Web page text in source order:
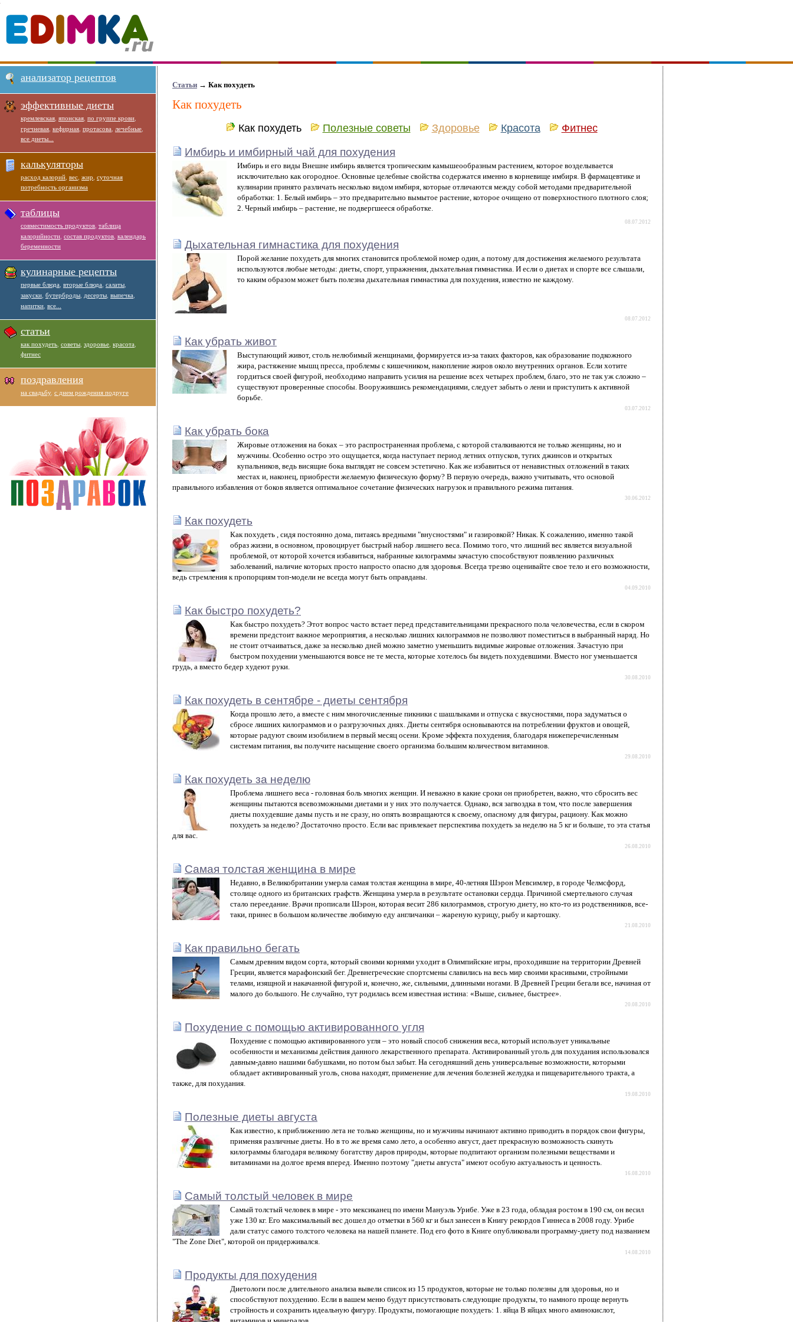
Статьи → Как похудеть
Как похудеть
Как похудеть Полезные советы Здоровье Красота Фитнес
Имбирь и имбирный чай для похудения
Имбирь и его виды Внешне имбирь является тропическим камышеообразным растением, которое возделывается
исключительно как огородное. Основные целебные свойства содержатся именно в корневище имбиря. В фармацевтике и
кулинарии принято различать несколько видом имбиря, которые отличаются между собой методами предварительной
обработки: 1. Белый имбирь – это предварительно вымытое растение, которое очищено от поверхностного плотного слоя;
2. Черный имбирь – растение, не подвергшееся обработке.
08.07.2012
Дыхательная гимнастика для похудения
Порой желание похудеть для многих становится проблемой номер один, а потому для достижения желаемого результата
используются любые методы: диеты, спорт, упражнения, дыхательная гимнастика. И если о диетах и спорте все слышали,
то каким образом может быть полезна дыхательная гимнастика для похудения, известно не каждому.
08.07.2012
Как убрать живот
Выступающий живот, столь нелюбимый женщинами, формируется из-за таких факторов, как образование подкожного
жира, растяжение мышц пресса, проблемы с кишечником, накопление жиров около внутренних органов. Если хотите
гордиться своей фигурой, необходимо направить усилия на решение всех четырех проблем, благо, это не так уж сложно –
существуют проверенные способы. Вооружившись рекомендациями, следует забыть о лени и приступить к активной
борьбе.
03.07.2012
Как убрать бока
Жировые отложения на боках – это распространенная проблема, с которой сталкиваются не только женщины, но и
мужчины. Особенно остро это ощущается, когда наступает период летних отпусков, тугих джинсов и открытых
купальников, ведь висящие бока выглядят не совсем эстетично. Как же избавиться от ненавистных отложений в таких
местах и, наконец, приобрести желаемую физическую форму? В первую очередь, важно учитывать, что основой
правильного избавления от боков является оптимальное сочетание физических нагрузок и правильного режима питания.
30.06.2012
Как похудеть
Как похудеть , сидя постоянно дома, питаясь вредными "внусностями" и газировкой? Никак. К сожалению, именно такой
образ жизни, в основном, провоцирует быстрый набор лишнего веса. Помимо того, что лишний вес является визуальной
проблемой, от которой хочется избавиться, набранные килограммы зачастую способствуют появлению различных
заболеваний, наличие которых просто напросто опасно для здоровья. Всегда трезво оценивайте свое тело и его возможности,
ведь стремления к пропорциям топ-модели не всегда могут быть оправданы.
04.09.2010
Как быстро похудеть?
Как быстро похудеть? Этот вопрос часто встает перед представительницами прекрасного пола человечества, если в скором
времени предстоит важное мероприятия, а несколько лишних килограммов не позволяют поместиться в выбранный наряд. Но
не стоит отчаиваться, даже за несколько дней можно заметно уменьшить видимые жировые отложения. Зачастую при
быстром похудении уменьшаются вовсе не те места, которые хотелось бы видеть похудевшими. Вместо ног уменьшается
грудь, а вместо бедер худеют руки.
30.08.2010
Как похудеть в сентябре - диеты сентября
Когда прошло лето, а вместе с ним многочисленные пикники с шашлыками и отпуска с вкусностями, пора задуматься о
сбросе лишних килограммов и о разгрузочных днях. Диеты сентября основываются на потреблении фруктов и овощей,
которые радуют своим изобилием в первый месяц осени. Кроме эффекта похудения, благодаря нижеперечисленным
системам питания, вы получите насыщение своего организма большим количеством витаминов.
29.08.2010
Как похудеть за неделю
Проблема лишнего веса - головная боль многих женщин. И неважно в какие сроки он приобретен, важно, что сбросить вес
женщины пытаются всевозможными диетами и у них это получается. Однако, вся загвоздка в том, что после завершения
диеты похудевшие дамы пусть и не сразу, но опять возвращаются к своему, опасному для фигуры, рациону. Как можно
похудеть за неделю? Достаточно просто. Если вас привлекает перспектива похудеть за неделю на 5 кг и больше, то эта статья
для вас.
26.08.2010
Самая толстая женщина в мире
Недавно, в Великобритании умерла самая толстая женщина в мире, 40-летняя Шэрон Мевсимлер, в городе Челмсфорд,
столице одного из британских графств. Женщина умерла в результате остановки сердца. Причиной смертельного случая
стало переедание. Врачи прописали Шэрон, которая весит 286 килограммов, строгую диету, но кто-то из родственников, все-
таки, принес в большом количестве любимую еду англичанки – жареную курицу, рыбу и картошку.
21.08.2010
Как правильно бегать
Самым древним видом сорта, который своими корнями уходит в Олимпийские игры, проходившие на территории Древней
Греции, является марафонский бег. Древнегреческие спортсмены славились на весь мир своими красивыми, стройными
телами, изящной и накачанной фигурой и, конечно, же, сильными, длинными ногами. В Древней Греции бегали все, начиная от
малого до большого. Не случайно, тут родилась всем известная истина: «Выше, сильнее, быстрее».
20.08.2010
Похудение с помощью активированного угля
Похудение с помощью активированного угля – это новый способ снижения веса, который использует уникальные
особенности и механизмы действия данного лекарственного препарата. Активированный уголь для похудания использовался
давным-давно нашими бабушками, но потом был забыт. На сегодняшний день универсальные возможности, которыми
обладает активированный уголь, снова находят, применение для лечения болезней желудка и пищеварительного тракта, а
также, для похудания.
19.08.2010
Полезные диеты августа
Как известно, к приближению лета не только женщины, но и мужчины начинают активно приводить в порядок свои фигуры,
применяя различные диеты. Но в то же время само лето, а особенно август, дает прекрасную возможность скинуть
килограммы благодаря великому богатству даров природы, которые подпитают организм полезными веществами и
витаминами на долгое время вперед. Именно поэтому "диеты августа" имеют особую актуальность и ценность.
16.08.2010
Самый толстый человек в мире
Самый толстый человек в мире - это мексиканец по имени Мануэль Урибе. Уже в 23 года, обладая ростом в 190 см, он весил
уже 130 кг. Его максимальный вес дошел до отметки в 560 кг и был занесен в Книгу рекордов Гиннеса в 2008 году. Урибе
дали статус самого толстого человека на нашей планете. Под его фото в Книге опубликовали программу-диету под названием
"The Zone Diet", которой он придерживался.
14.08.2010
Продукты для похудения
Диетологи после длительного анализа вывели список из 15 продуктов, которые не только полезны для здоровья, но и
способствуют похудению. Если в вашем меню будут присутствовать следующие продукты, то намного проще вернуть
стройность и сохранить идеальную фигуру. Продукты, помогающие похудеть: 1. яйца В яйцах много аминокислот,
анализатор рецептов
эффективные диеты
кремлевская японская по группе крови
гречневая кефирная протасова лечебные
все диеты...
калькуляторы
расход калорий вес жир суточная
потребность организма
таблицы
совместимость продуктов таблица
калорийности состав продуктов календарь
беременности
кулинарные рецепты
первые блюда вторые блюда салаты
закуски бутерброды десерты выпечка
напитки все...
статьи
как похудеть советы здоровье красота
фитнес
поздравления
на свадьбу, с днем рождения подруге